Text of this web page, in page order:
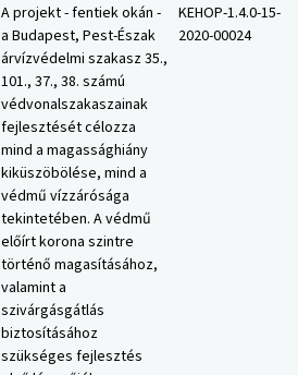
A projekt - fentiek okán -
a Budapest, Pest-Észak
árvízvédelmi szakasz 35.,
101., 37., 38. számú
védvonalszakaszainak
fejlesztését célozza
mind a magassághiány
kiküszöbölése, mind a
védmű vízzárósága
tekintetében. A védmű
előírt korona szintre
történő magasításához,
valamint a
szivárgásgátlás
biztosításához
szükséges fejlesztés
KEHOP-1.4.0-15-
2020-00024